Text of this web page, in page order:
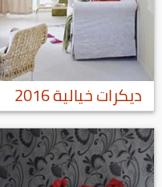
ديكرات خيالية 2016